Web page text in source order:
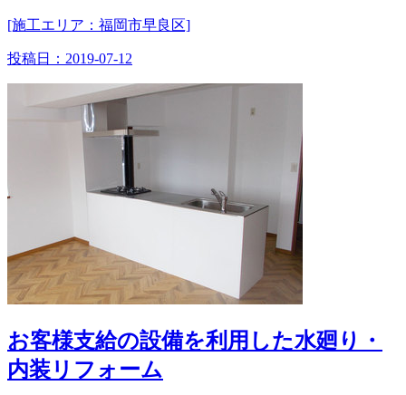
[施工エリア：福岡市早良区]
投稿日： 2019-07-12
お客様支給の設備を利用した水廻り・
内装リフォーム